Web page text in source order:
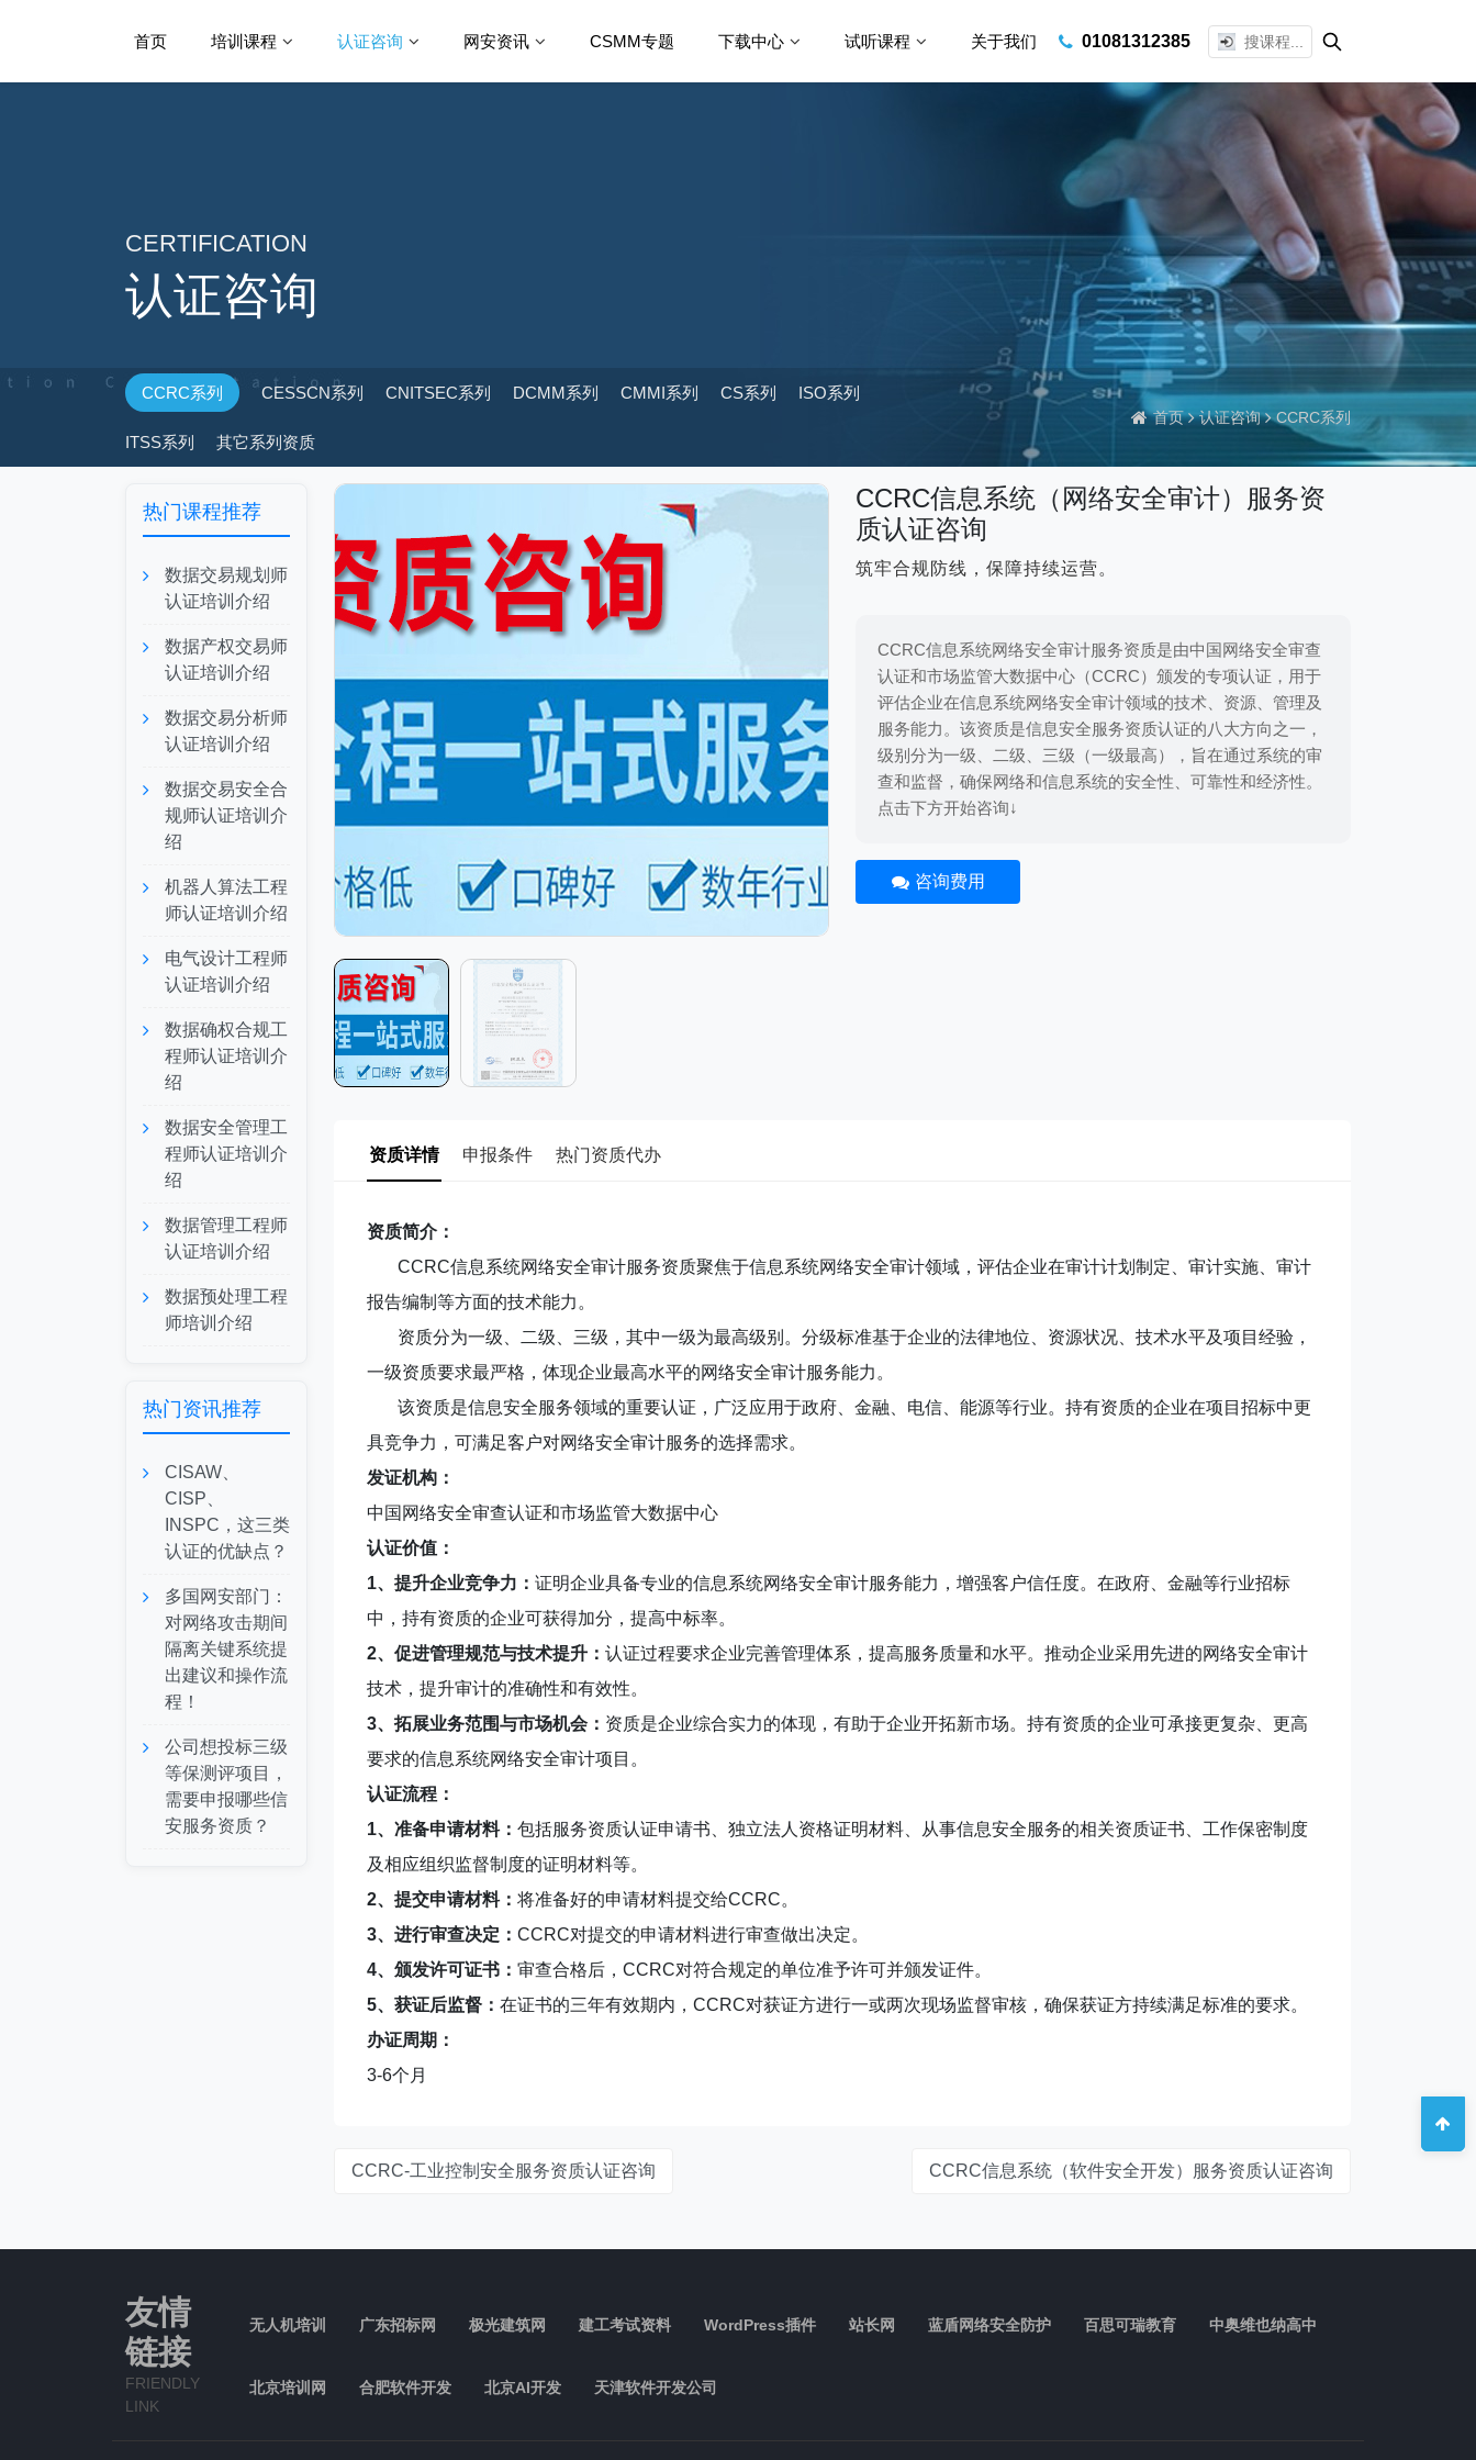
首页 培训课程 认证咨询 网安资讯 CSMM专题 下载中心 试听课程 关于我们 01081312385
CERTIFICATION
认证咨询
CCRC系列 CESSCN系列 CNITSEC系列 DCMM系列 CMMI系列 CS系列 ISO系列
ITSS系列 其它系列资质
首页 认证咨询 CCRC系列
热门课程推荐
数据交易规划师
认证培训介绍
数据产权交易师
认证培训介绍
数据交易分析师
认证培训介绍
数据交易安全合
规师认证培训介
绍
机器人算法工程
师认证培训介绍
电气设计工程师
认证培训介绍
数据确权合规工
程师认证培训介
绍
数据安全管理工
程师认证培训介
绍
数据管理工程师
认证培训介绍
数据预处理工程
师培训介绍
热门资讯推荐
CISAW、
CISP、
INSPC，这三类
认证的优缺点？
多国网安部门：
对网络攻击期间
隔离关键系统提
出建议和操作流
程！
公司想投标三级
等保测评项目，
需要申报哪些信
安服务资质？
CCRC信息系统（网络安全审计）服务资
质认证咨询
筑牢合规防线，保障持续运营。
CCRC信息系统网络安全审计服务资质是由中国网络安全审查
认证和市场监管大数据中心（CCRC）颁发的专项认证，用于
评估企业在信息系统网络安全审计领域的技术、资源、管理及
服务能力。该资质是信息安全服务资质认证的八大方向之一，
级别分为一级、二级、三级（一级最高），旨在通过系统的审
查和监督，确保网络和信息系统的安全性、可靠性和经济性。
点击下方开始咨询↓
咨询费用
资质详情 申报条件 热门资质代办
资质简介：
CCRC信息系统网络安全审计服务资质聚焦于信息系统网络安全审计领域，评估企业在审计计划制定、审计实施、审计
报告编制等方面的技术能力。
资质分为一级、二级、三级，其中一级为最高级别。分级标准基于企业的法律地位、资源状况、技术水平及项目经验，
一级资质要求最严格，体现企业最高水平的网络安全审计服务能力。
该资质是信息安全服务领域的重要认证，广泛应用于政府、金融、电信、能源等行业。持有资质的企业在项目招标中更
具竞争力，可满足客户对网络安全审计服务的选择需求。
发证机构：
中国网络安全审查认证和市场监管大数据中心
认证价值：
1、提升企业竞争力： 证明企业具备专业的信息系统网络安全审计服务能力，增强客户信任度。在政府、金融等行业招标
中，持有资质的企业可获得加分，提高中标率。
2、促进管理规范与技术提升： 认证过程要求企业完善管理体系，提高服务质量和水平。推动企业采用先进的网络安全审计
技术，提升审计的准确性和有效性。
3、拓展业务范围与市场机会： 资质是企业综合实力的体现，有助于企业开拓新市场。持有资质的企业可承接更复杂、更高
要求的信息系统网络安全审计项目。
认证流程：
1、准备申请材料： 包括服务资质认证申请书、独立法人资格证明材料、从事信息安全服务的相关资质证书、工作保密制度
及相应组织监督制度的证明材料等。
2、提交申请材料： 将准备好的申请材料提交给CCRC。
3、进行审查决定： CCRC对提交的申请材料进行审查做出决定。
4、颁发许可证书： 审查合格后，CCRC对符合规定的单位准予许可并颁发证件。
5、获证后监督： 在证书的三年有效期内，CCRC对获证方进行一或两次现场监督审核，确保获证方持续满足标准的要求。
办证周期：
3-6个月
CCRC-工业控制安全服务资质认证咨询 CCRC信息系统（软件安全开发）服务资质认证咨询
友情
链接
FRIENDLY
LINK
无人机培训 广东招标网 极光建筑网 建工考试资料 WordPress插件 站长网 蓝盾网络安全防护 百思可瑞教育 中奥维也纳高中
北京培训网 合肥软件开发 北京AI开发 天津软件开发公司